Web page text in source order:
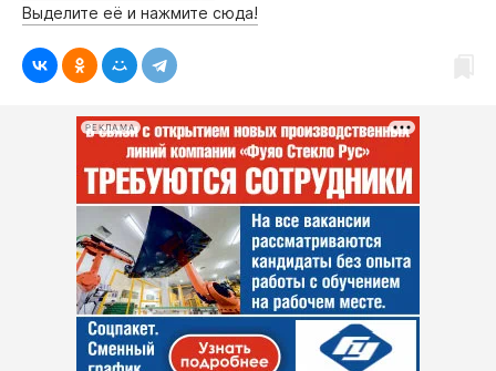
Выделите её и нажмите сюда!
РЕКЛАМА